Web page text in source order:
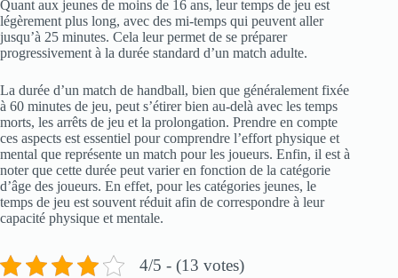
Quant aux jeunes de moins de 16 ans, leur temps de jeu est
légèrement plus long, avec des mi-temps qui peuvent aller
jusqu’à 25 minutes. Cela leur permet de se préparer
progressivement à la durée standard d’un match adulte.
La durée d’un match de handball, bien que généralement fixée
à 60 minutes de jeu, peut s’étirer bien au-delà avec les temps
morts, les arrêts de jeu et la prolongation. Prendre en compte
ces aspects est essentiel pour comprendre l’effort physique et
mental que représente un match pour les joueurs. Enfin, il est à
noter que cette durée peut varier en fonction de la catégorie
d’âge des joueurs. En effet, pour les catégories jeunes, le
temps de jeu est souvent réduit afin de correspondre à leur
capacité physique et mentale.
4/5 - (13 votes)